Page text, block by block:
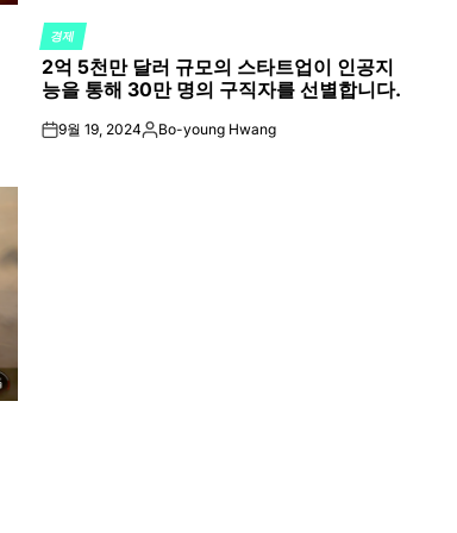
POSTED
IN
경제
2억 5천만 달러 규모의 스타트업이 인공지
능을 통해 30만 명의 구직자를 선별합니다.
on9월 19, 2024Posted
Bo-young Hwang